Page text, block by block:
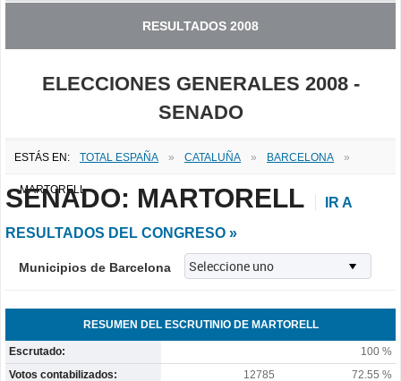
RESULTADOS 2008
ELECCIONES GENERALES 2008 -
SENADO
ESTÁS EN: TOTAL ESPAÑA » CATALUÑA » BARCELONA »
MARTORELL
SENADO: MARTORELL
IR A
RESULTADOS DEL CONGRESO »
Municipios de Barcelona
RESUMEN DEL ESCRUTINIO DE MARTORELL
Escrutado:
100 %
Votos contabilizados:
12785
72.55 %